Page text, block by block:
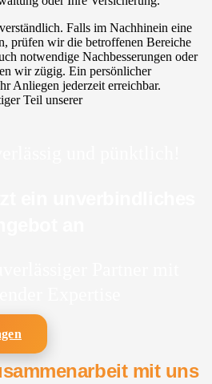
Falls im Nachhinein eine
prüfen wir die betroffenen Bereiche
notwendige Nachbesserungen oder
wir zügig. Ein persönlicher
Anliegen jederzeit erreichbar.
Teil unserer
mit uns